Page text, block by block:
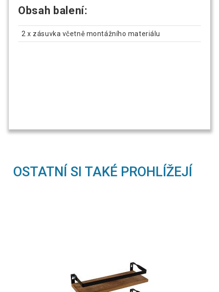
Obsah balení:
2 x zásuvka včetně montážního materiálu
OSTATNÍ SI TAKÉ PROHLÍŽEJÍ